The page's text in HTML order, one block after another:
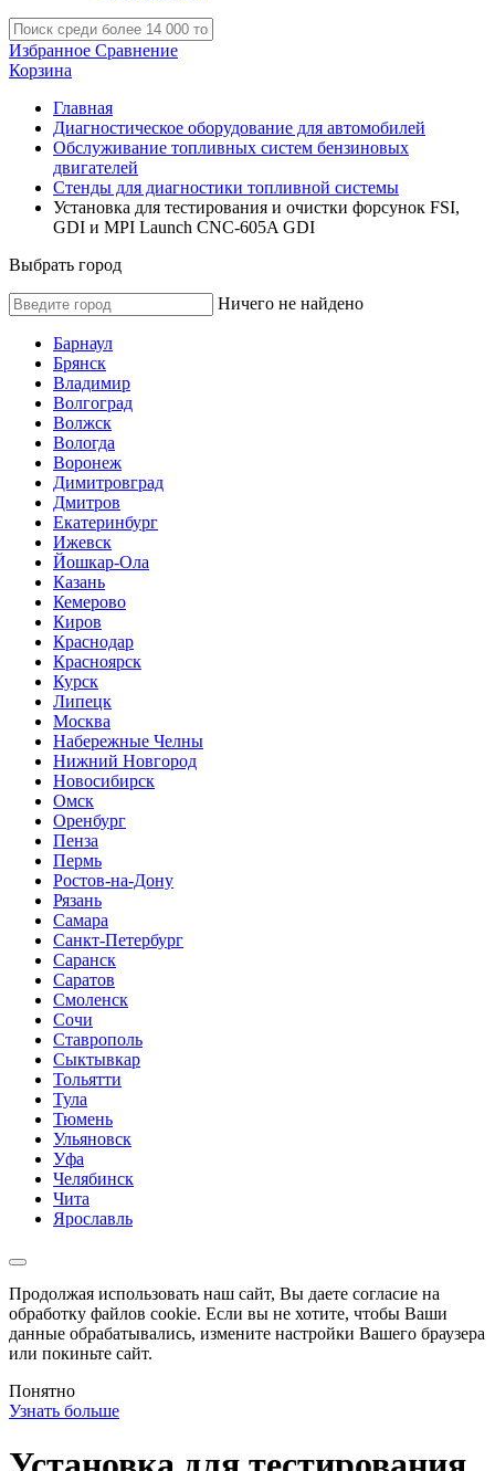
Избранное Сравнение
Корзина
Главная
Диагностическое оборудование для автомобилей
Обслуживание топливных систем бензиновых
двигателей
Стенды для диагностики топливной системы
Установка для тестирования и очистки форсунок FSI,
GDI и MPI Launch CNC-605A GDI
Выбрать город
Ничего не найдено
Барнаул
Брянск
Владимир
Волгоград
Волжск
Вологда
Воронеж
Димитровград
Дмитров
Екатеринбург
Ижевск
Йошкар-Ола
Казань
Кемерово
Киров
Краснодар
Красноярск
Курск
Липецк
Москва
Набережные Челны
Нижний Новгород
Новосибирск
Омск
Оренбург
Пенза
Пермь
Ростов-на-Дону
Рязань
Самара
Санкт-Петербург
Саранск
Саратов
Смоленск
Сочи
Ставрополь
Сыктывкар
Тольятти
Тула
Тюмень
Ульяновск
Уфа
Челябинск
Чита
Ярославль
Продолжая использовать наш сайт, Вы даете согласие на
обработку файлов cookie. Если вы не хотите, чтобы Ваши
данные обрабатывались, измените настройки Вашего браузера
или покиньте сайт.
Понятно
Узнать больше